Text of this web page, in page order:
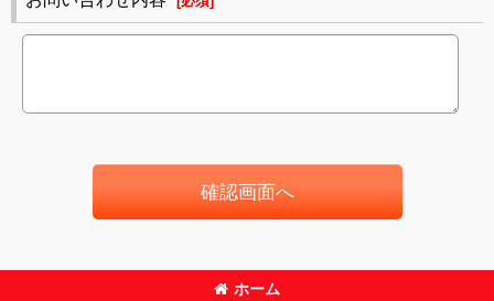
確認画面へ
ホーム